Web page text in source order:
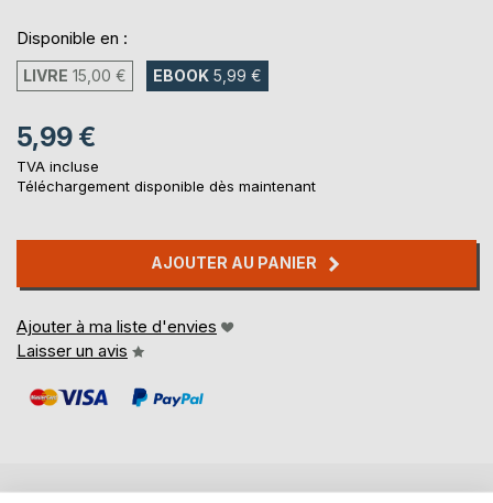
Disponible en :
LIVRE 15,00 € EBOOK 5,99 €
5,99 €
TVA incluse
Téléchargement disponible dès maintenant
AJOUTER AU PANIER
Ajouter à ma liste d'envies
Laisser un avis